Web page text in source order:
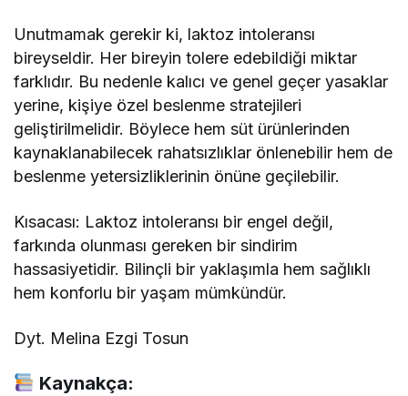
Unutmamak gerekir ki, laktoz intoleransı
bireyseldir. Her bireyin tolere edebildiği miktar
farklıdır. Bu nedenle kalıcı ve genel geçer yasaklar
yerine, kişiye özel beslenme stratejileri
geliştirilmelidir. Böylece hem süt ürünlerinden
kaynaklanabilecek rahatsızlıklar önlenebilir hem de
beslenme yetersizliklerinin önüne geçilebilir.
Kısacası: Laktoz intoleransı bir engel değil,
farkında olunması gereken bir sindirim
hassasiyetidir. Bilinçli bir yaklaşımla hem sağlıklı
hem konforlu bir yaşam mümkündür.
Dyt. Melina Ezgi Tosun
Kaynakça: